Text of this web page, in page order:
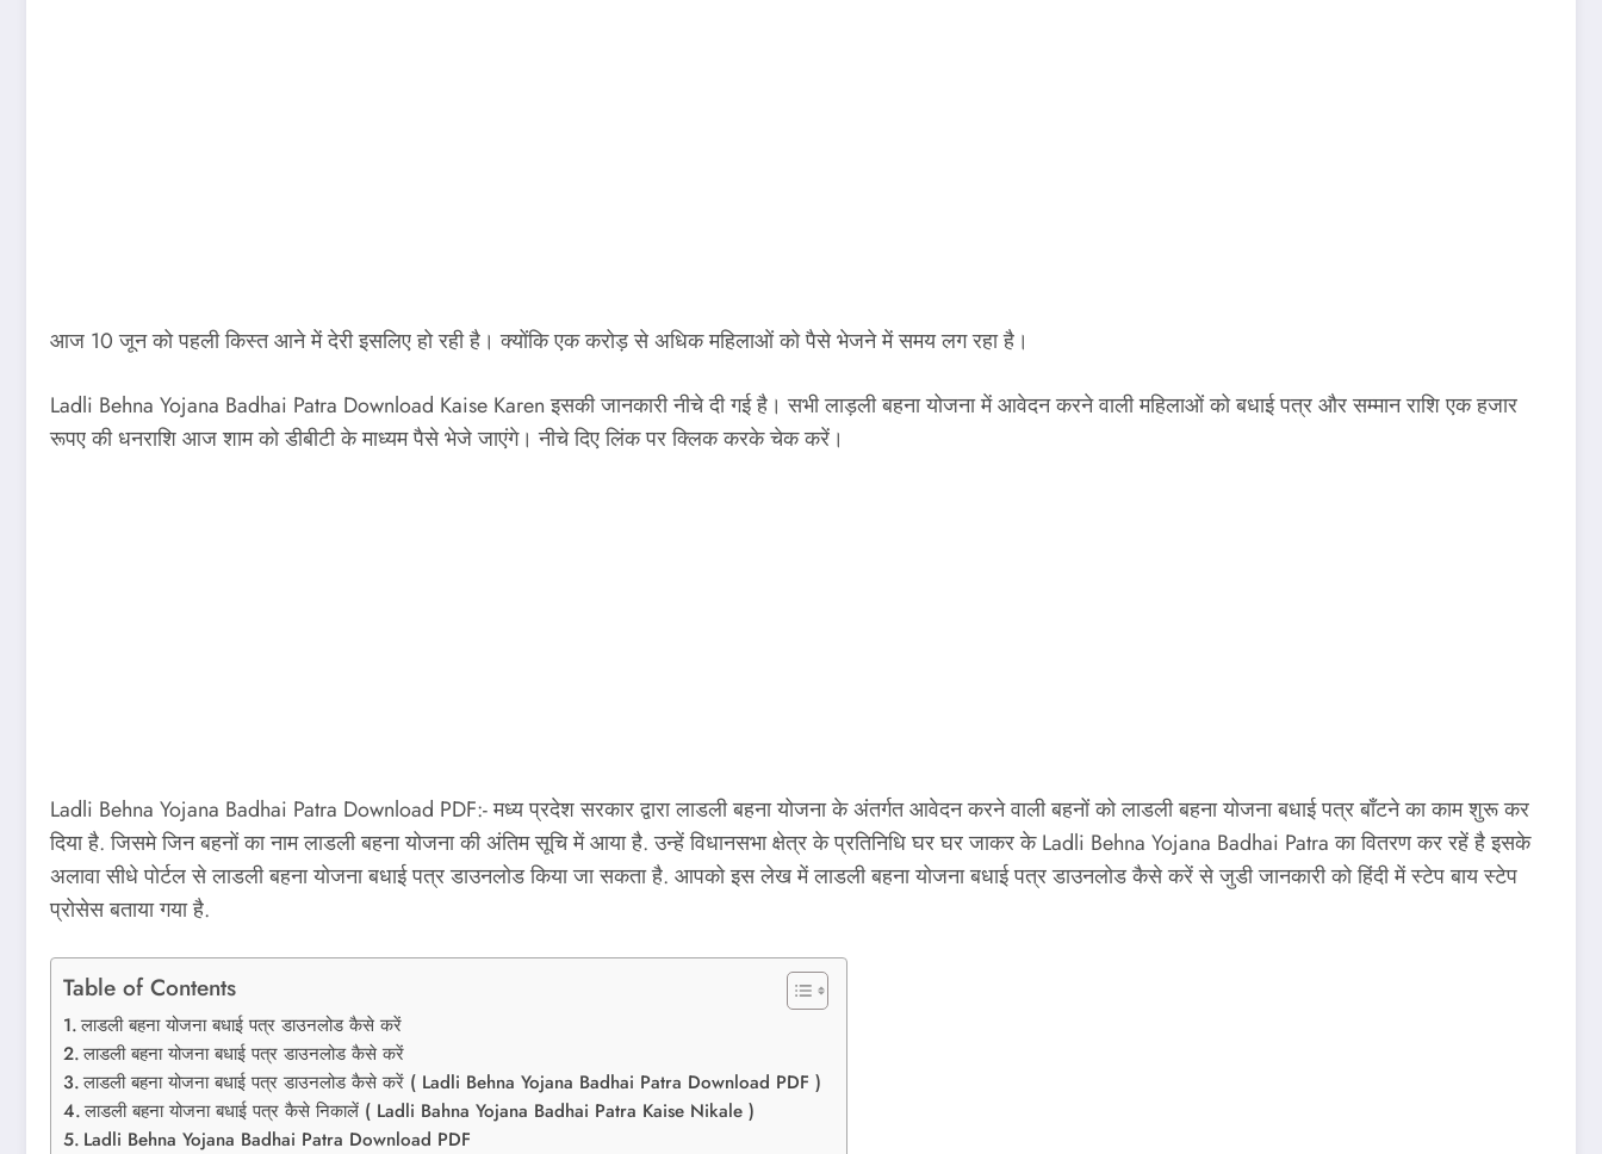
आज 10 जून को पहली किस्त आने में देरी इसलिए हो रही है। क्योंकि एक करोड़ से अधिक महिलाओं को पैसे भेजने में समय लग रहा है।
Ladli Behna Yojana Badhai Patra Download Kaise Karen इसकी जानकारी नीचे दी गई है। सभी लाड़ली बहना योजना में आवेदन करने वाली महिलाओं को बधाई पत्र और सम्मान राशि एक हजार
रूपए की धनराशि आज शाम को डीबीटी के माध्यम पैसे भेजे जाएंगे। नीचे दिए लिंक पर क्लिक करके चेक करें।
Ladli Behna Yojana Badhai Patra Download PDF:- मध्य प्रदेश सरकार द्वारा लाडली बहना योजना के अंतर्गत आवेदन करने वाली बहनों को लाडली बहना योजना बधाई पत्र बाँटने का काम शुरू कर
दिया है. जिसमे जिन बहनों का नाम लाडली बहना योजना की अंतिम सूचि में आया है. उन्हें विधानसभा क्षेत्र के प्रतिनिधि घर घर जाकर के Ladli Behna Yojana Badhai Patra का वितरण कर रहें है इसके
अलावा सीधे पोर्टल से लाडली बहना योजना बधाई पत्र डाउनलोड किया जा सकता है. आपको इस लेख में लाडली बहना योजना बधाई पत्र डाउनलोड कैसे करें से जुडी जानकारी को हिंदी में स्टेप बाय स्टेप
प्रोसेस बताया गया है.
Table of Contents
लाडली बहना योजना बधाई पत्र डाउनलोड कैसे करें
लाडली बहना योजना बधाई पत्र डाउनलोड कैसे करें
लाडली बहना योजना बधाई पत्र डाउनलोड कैसे करें ( Ladli Behna Yojana Badhai Patra Download PDF )
लाडली बहना योजना बधाई पत्र कैसे निकालें ( Ladli Bahna Yojana Badhai Patra Kaise Nikale )
Ladli Behna Yojana Badhai Patra Download PDF